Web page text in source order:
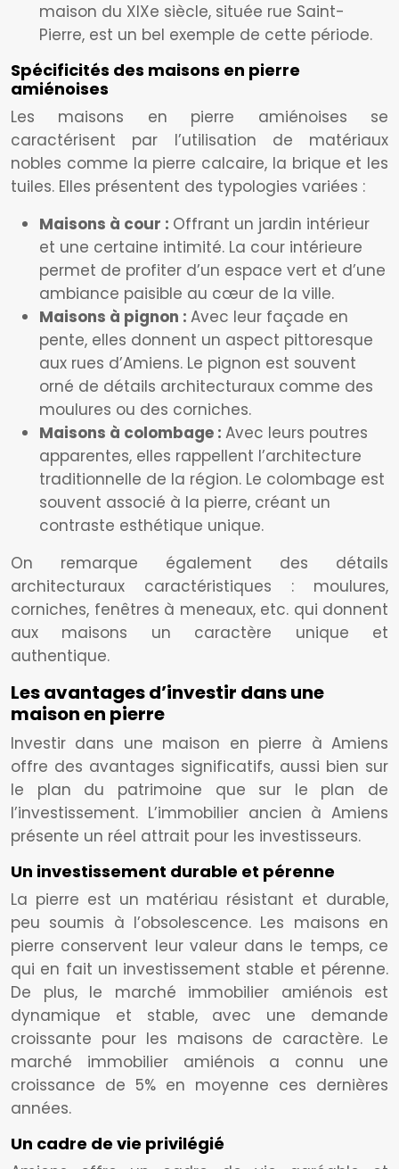
maison du XIXe siècle, située rue Saint-
Pierre, est un bel exemple de cette période.
Spécificités des maisons en pierre
amiénoises
Les maisons en pierre amiénoises se
caractérisent par l’utilisation de matériaux
nobles comme la pierre calcaire, la brique et les
tuiles. Elles présentent des typologies variées :
Maisons à cour : Offrant un jardin intérieur
et une certaine intimité. La cour intérieure
permet de profiter d’un espace vert et d’une
ambiance paisible au cœur de la ville.
Maisons à pignon : Avec leur façade en
pente, elles donnent un aspect pittoresque
aux rues d’Amiens. Le pignon est souvent
orné de détails architecturaux comme des
moulures ou des corniches.
Maisons à colombage : Avec leurs poutres
apparentes, elles rappellent l’architecture
traditionnelle de la région. Le colombage est
souvent associé à la pierre, créant un
contraste esthétique unique.
On remarque également des détails
architecturaux caractéristiques : moulures,
corniches, fenêtres à meneaux, etc. qui donnent
aux maisons un caractère unique et
authentique.
Les avantages d’investir dans une
maison en pierre
Investir dans une maison en pierre à Amiens
offre des avantages significatifs, aussi bien sur
le plan du patrimoine que sur le plan de
l’investissement. L’immobilier ancien à Amiens
présente un réel attrait pour les investisseurs.
Un investissement durable et pérenne
La pierre est un matériau résistant et durable,
peu soumis à l’obsolescence. Les maisons en
pierre conservent leur valeur dans le temps, ce
qui en fait un investissement stable et pérenne.
De plus, le marché immobilier amiénois est
dynamique et stable, avec une demande
croissante pour les maisons de caractère. Le
marché immobilier amiénois a connu une
croissance de 5% en moyenne ces dernières
années.
Un cadre de vie privilégié